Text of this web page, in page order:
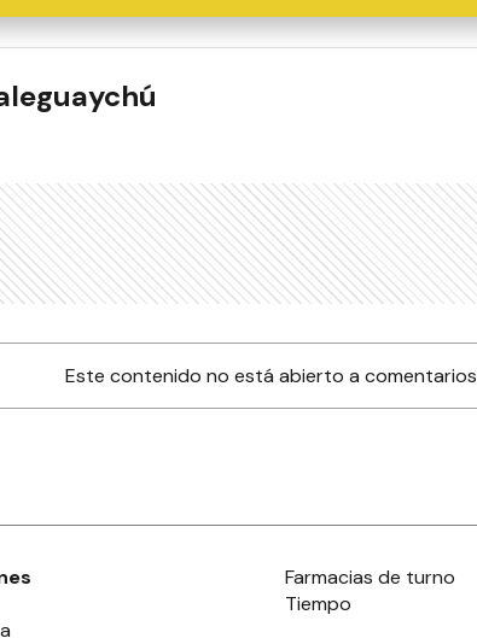
Este contenido no está abierto a comentarios
Farmacias de turno
Tiempo